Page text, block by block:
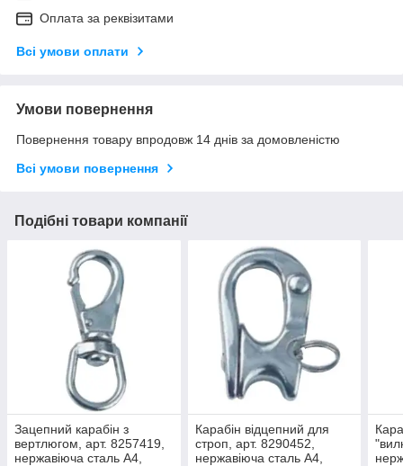
Оплата за реквізитами
Всі умови оплати
Умови повернення
Повернення товару впродовж 14 днів за домовленістю
Всі умови повернення
Подібні товари компанії
Зацепний карабін з
вертлюгом, арт. 8257419,
нержавіюча сталь А4,
Карабін відцепний для
строп, арт. 8290452,
нержавіюча сталь А4,